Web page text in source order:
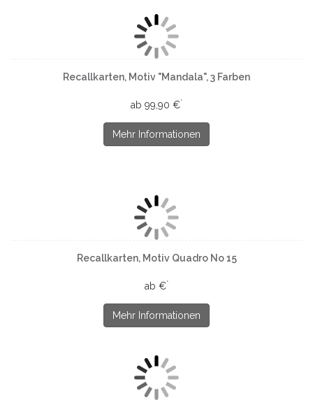
Recallkarten, Motiv "Mandala", 3 Farben
ab 99,90 €*
Mehr Informationen
Recallkarten, Motiv Quadro No 15
ab €*
Mehr Informationen